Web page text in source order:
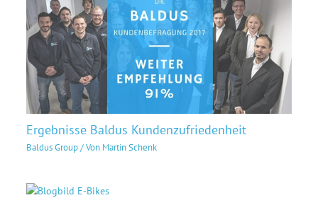
Ergebnisse Baldus Kundenzufriedenheit
Baldus Group/ Von Martin Schenk